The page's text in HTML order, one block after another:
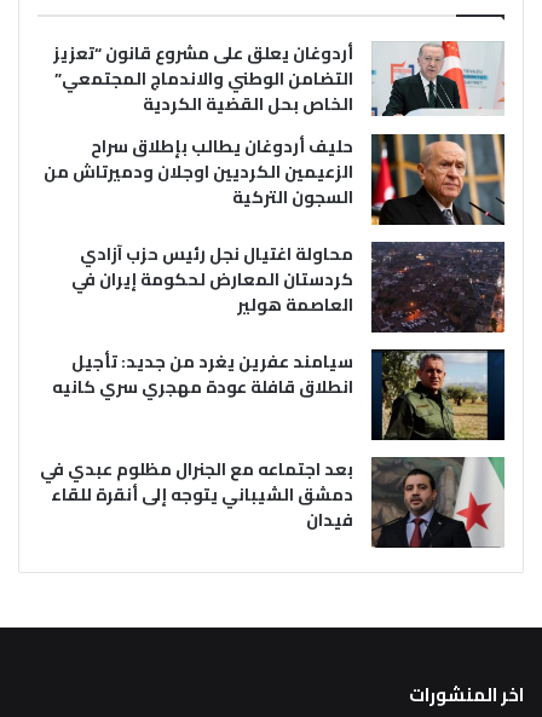
أردوغان يعلق على مشروع قانون “تعزيز
التضامن الوطني والاندماج المجتمعي”
الخاص بحل القضية الكردية
حليف أردوغان يطالب بإطلاق سراح
الزعيمين الكرديين اوجلان ودميرتاش من
السجون التركية
محاولة اغتيال نجل رئيس حزب آزادي
كردستان المعارض لحكومة إيران في
العاصمة هولير
سيامند عفرين يغرد من جديد: تأجيل
انطلاق قافلة عودة مهجري سري كانيه
بعد اجتماعه مع الجنرال مظلوم عبدي في
دمشق الشيباني يتوجه إلى أنقرة للقاء
فيدان
اخر المنشورات